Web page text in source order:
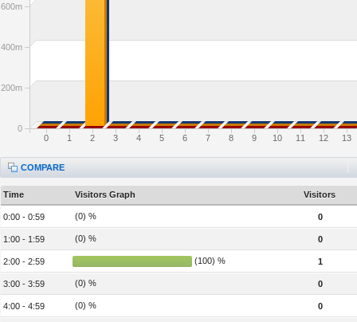
0 1 2 3 4 5 6 7 8 9 10 11 12 13
0
200m
400m
600m
COMPARE
Time Visitors Graph Visitors
0:00 - 0:59 (0) % 0
1:00 - 1:59 (0) % 0
2:00 - 2:59 (100) % 1
3:00 - 3:59 (0) % 0
4:00 - 4:59 (0) % 0